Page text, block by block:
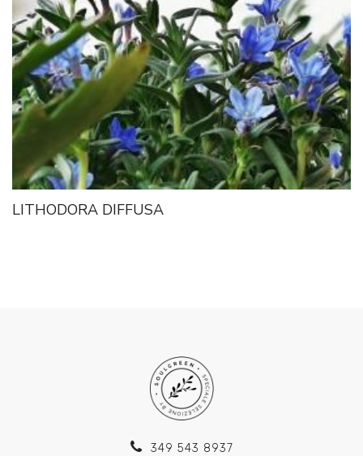
LITHODORA DIFFUSA
349 543 8937